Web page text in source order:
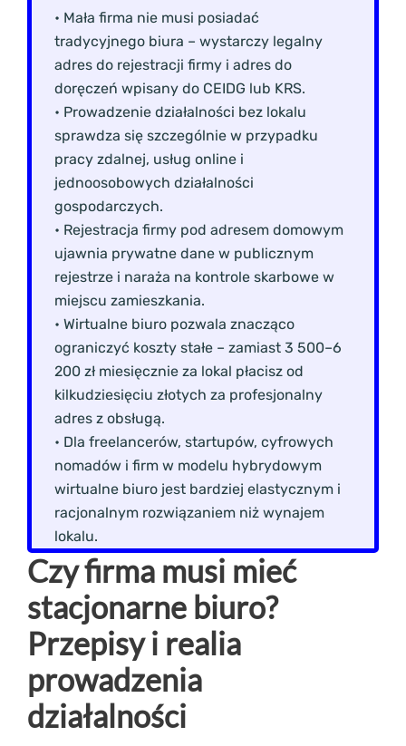
• Mała firma nie musi posiadać
tradycyjnego biura – wystarczy legalny
adres do rejestracji firmy i adres do
doręczeń wpisany do CEIDG lub KRS.
• Prowadzenie działalności bez lokalu
sprawdza się szczególnie w przypadku
pracy zdalnej, usług online i
jednoosobowych działalności
gospodarczych.
• Rejestracja firmy pod adresem domowym
ujawnia prywatne dane w publicznym
rejestrze i naraża na kontrole skarbowe w
miejscu zamieszkania.
• Wirtualne biuro pozwala znacząco
ograniczyć koszty stałe – zamiast 3 500–6
200 zł miesięcznie za lokal płacisz od
kilkudziesięciu złotych za profesjonalny
adres z obsługą.
• Dla freelancerów, startupów, cyfrowych
nomadów i firm w modelu hybrydowym
wirtualne biuro jest bardziej elastycznym i
racjonalnym rozwiązaniem niż wynajem
lokalu.
Czy firma musi mieć
stacjonarne biuro?
Przepisy i realia
prowadzenia
działalności